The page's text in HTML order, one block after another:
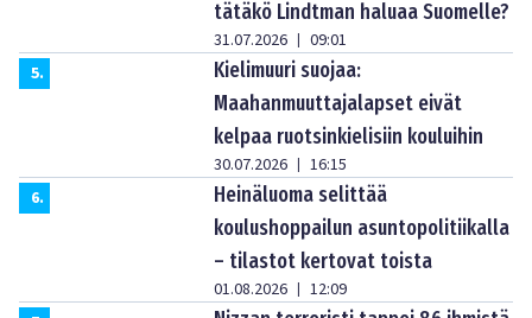
tätäkö Lindtman haluaa Suomelle?
31.07.2026 | 09:01
5.
Kielimuuri suojaa:
Maahanmuuttajalapset eivät
kelpaa ruotsinkielisiin kouluihin
30.07.2026 | 16:15
6.
Heinäluoma selittää
koulushoppailun asuntopolitiikalla
– tilastot kertovat toista
01.08.2026 | 12:09